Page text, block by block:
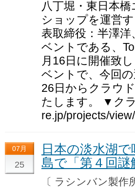
八丁堀・東日本
ショップを運営
表取締役：半澤
ベントである、
月16日に開催致
ベントで、今回
26日からクラウ
たします。 ▼ク
re.jp/projects/
07月
25
日本の淡水湖
島で「第４回
〔 ラシンバン製